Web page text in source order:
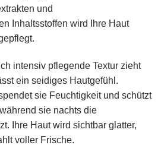
und
Inhaltsstoffen wird Ihre Haut
intensiv pflegende Textur zieht
ein seidiges Hautgefühl.
sie Feuchtigkeit und schützt
sie nachts die
Ihre Haut wird sichtbar glatter,
voller Frische.